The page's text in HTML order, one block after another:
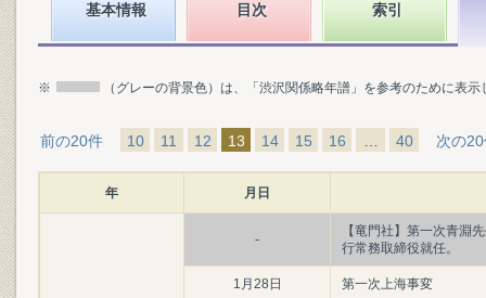
基本情報 目次 索引
※ （グレーの背景色）は、「渋沢関係略年譜」を参考のために表
前の20件 10 11 12 13 14 15 16 40 次の
年 月日
-
【竜門社】第一次青淵
行常務取締役就任。
1月28日 第一次上海事変